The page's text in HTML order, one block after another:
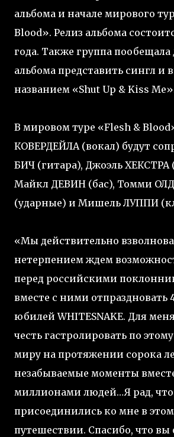
альбома и начале мирового
Blood». Релиз альбома
года. Также группа пообещала
альбома представить сингл и
названием «Shut Up & Kiss
В мировом туре «Flesh &
КОВЕРДЕЙЛА (вокал) будут
БИЧ (гитара), Джоэль ХЕКСТРА
Майкл ДЕВИН (бас), Томми
(ударные) и Мишель ЛУППИ
«Мы действительно
нетерпением ждем
перед российскими
вместе с ними отпраздновать
юбилей WHITESNAKE. Для
честь гастролировать по
миру на протяжении сорока
незабываемые моменты
миллионами людей…Я рад, что
присоединились ко мне в
путешествии. Спасибо, что вы